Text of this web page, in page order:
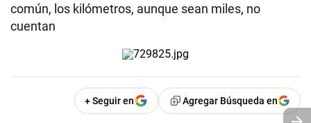
común, los kilómetros, aunque sean miles, no
cuentan
+ Seguir en Agregar Búsqueda en